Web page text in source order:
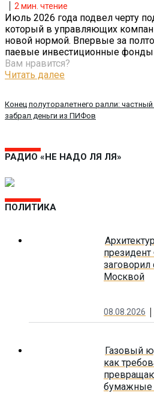
Конец полуторалетнего ралли:
забрал деньги из ПИФов
2 мин. чтение
Июль 2026 года подвел черту
который в управляющих
новой нормой. Впервые за
паевые инвестиционные фонды
Вам нравится?
Читать далее
РАДИО «НЕ НАДО ЛЯ ЛЯ»
ПОЛИТИКА
заговорил
Москвой
08.08.2026
Газовый
как
бумажные